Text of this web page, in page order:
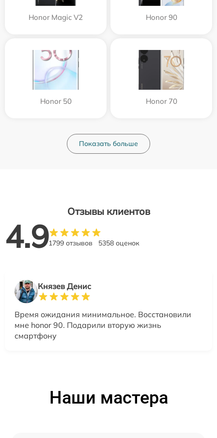
Honor Magic V2 Honor 90
Honor 50 Honor 70
Показать больше
Отзывы клиентов
4.91799 отзывов 5358 оценок
Князев Денис
Время ожидания минимальное. Восстановили
мне honor 90. Подарили вторую жизнь
смартфону
Наши мастера